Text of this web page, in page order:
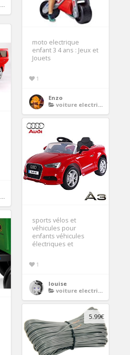
moto electrique
enfant 3 4 ans : Jeux et
Jouets
1
Enzo
voiture electrique enfant
sports vélos et
véhicules pour
enfants véhicules
électriques et
1
louise
voiture electrique enfant
5.99€